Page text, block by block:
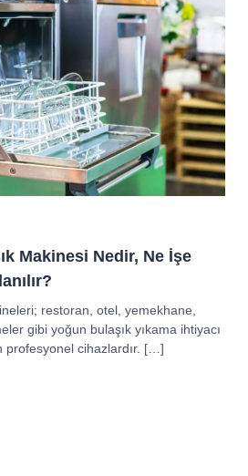
Makinesi Nedir, Ne İşe
restoran, otel, yemekhane,
gibi yoğun bulaşık yıkama ihtiyacı
profesyonel cihazlardır. […]